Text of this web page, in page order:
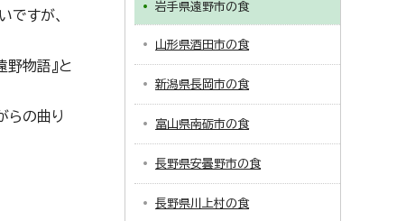
すが、
野物語』と
らの曲り
岩手県遠野市の食
山形県酒田市の食
新潟県長岡市の食
富山県南砺市の食
長野県安曇野市の食
長野県川上村の食